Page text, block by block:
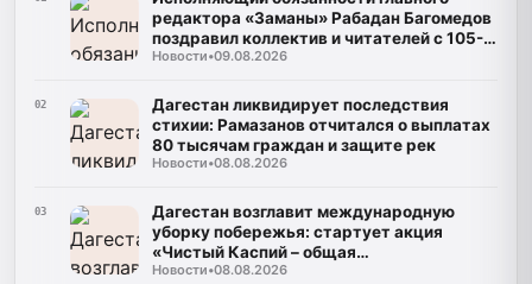
редактора «Заманы» Рабадан Багомедов
поздравил коллектив и читателей с 105-
летним юбилеем газеты
Новости•09.08.2026
02
Дагестан ликвидирует последствия
стихии: Рамазанов отчитался о выплатах
80 тысячам граждан и защите рек
Новости•08.08.2026
03
Дагестан возглавит международную
уборку побережья: стартует акция
«Чистый Каспий – общая
ответственность»
Новости•08.08.2026